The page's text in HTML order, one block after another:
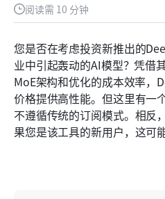
阅读需 10 分钟
您是否在考虑投资新推出的
业中引起轰动的AI模型？凭借
MoE架构和优化的成本效率，
价格提供高性能。但这里有一
不遵循传统的订阅模式。相反
果您是该工具的新用户，这可
DeepSeek的定价方式
DeepSeek 价格明细：
R1
DeepSeek与OpenAI的
如何选择合适的型号或产品